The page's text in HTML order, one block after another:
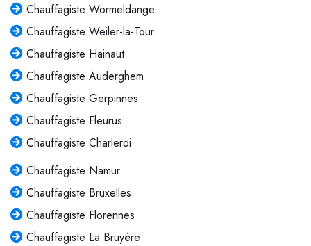
Chauffagiste Wormeldange
Chauffagiste Weiler-la-Tour
Chauffagiste Hainaut
Chauffagiste Auderghem
Chauffagiste Gerpinnes
Chauffagiste Fleurus
Chauffagiste Charleroi
Chauffagiste Namur
Chauffagiste Bruxelles
Chauffagiste Florennes
Chauffagiste La Bruyère